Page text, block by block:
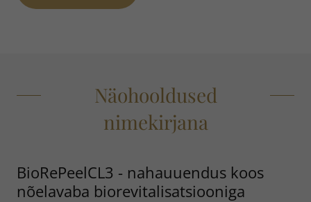
Näohooldused
nimekirjana
BioRePeelCL3 - nahauuendus koos
nõelavaba biorevitalisatsiooniga